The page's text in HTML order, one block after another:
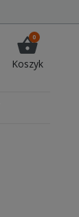
shopping_basket
0
Koszyk